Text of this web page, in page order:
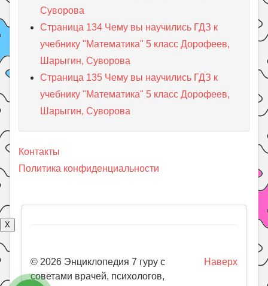
Суворова
Страница 134 Чему вы научились ГДЗ к
учебнику "Математика" 5 класс Дорофеев,
Шарыгин, Суворова
Страница 135 Чему вы научились ГДЗ к
учебнику "Математика" 5 класс Дорофеев,
Шарыгин, Суворова
Контакты
Политика конфиденциальности
X
Наверх
© 2026 Энциклопедия 7 гуру с
советами врачей, психологов,